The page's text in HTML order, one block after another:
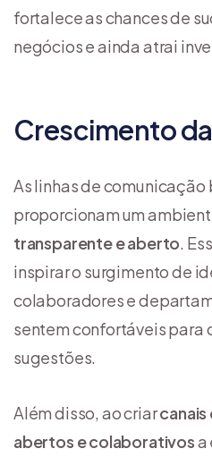
fortalece as chances de
negócios e ainda atrai
Crescimento
As linhas de
proporcionam um
transparente e aberto.
inspirar o surgimento de
colaboradores e
sentem confortáveis para
sugestões.
Além disso, ao criar
abertos e colaborativosa